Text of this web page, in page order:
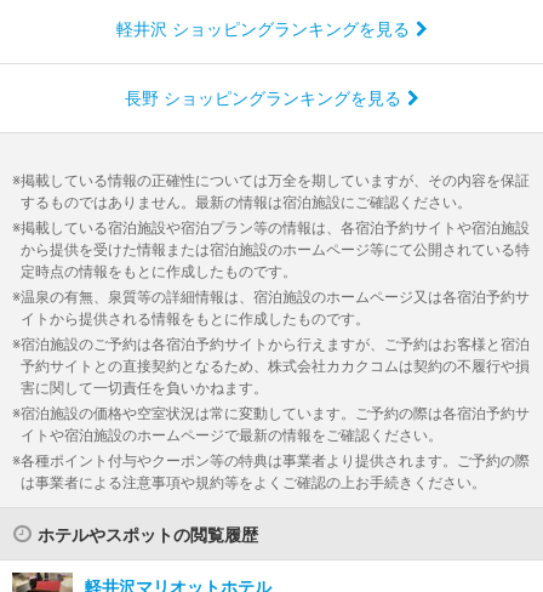
軽井沢 ショッピングランキングを見る
長野 ショッピングランキングを見る
掲載している情報の正確性については万全を期していますが、その内容を保証
するものではありません。最新の情報は宿泊施設にご確認ください。
掲載している宿泊施設や宿泊プラン等の情報は、各宿泊予約サイトや宿泊施設
から提供を受けた情報または宿泊施設のホームページ等にて公開されている特
定時点の情報をもとに作成したものです。
温泉の有無、泉質等の詳細情報は、宿泊施設のホームページ又は各宿泊予約サ
イトから提供される情報をもとに作成したものです。
宿泊施設のご予約は各宿泊予約サイトから行えますが、ご予約はお客様と宿泊
予約サイトとの直接契約となるため、株式会社カカクコムは契約の不履行や損
害に関して一切責任を負いかねます。
宿泊施設の価格や空室状況は常に変動しています。ご予約の際は各宿泊予約サ
イトや宿泊施設のホームページで最新の情報をご確認ください。
各種ポイント付与やクーポン等の特典は事業者より提供されます。ご予約の際
は事業者による注意事項や規約等をよくご確認の上お手続きください。
ホテルやスポットの閲覧履歴
軽井沢マリオットホテル